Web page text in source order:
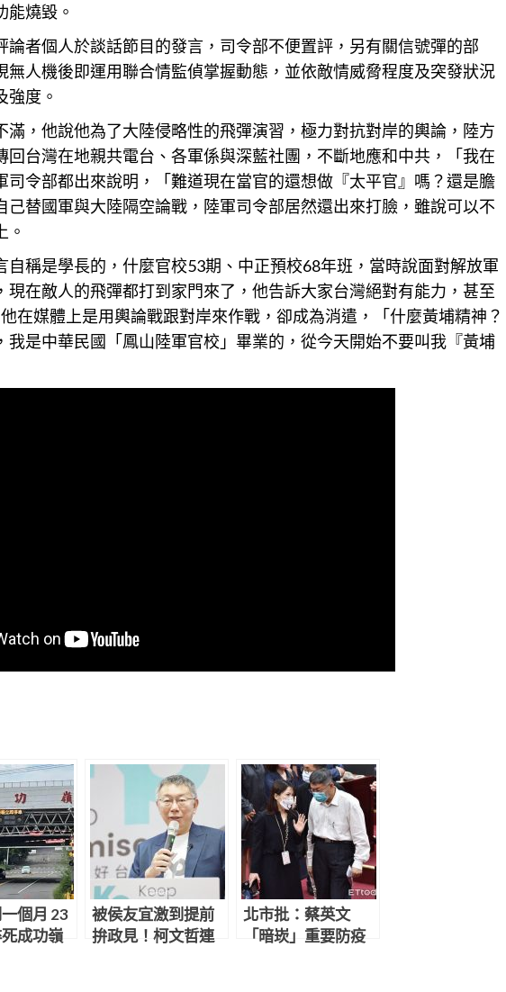
能燒毀。
者個人於談話節目的發言，司令部不便置評，另有關信號彈的部
無人機後即運用聯合情監偵掌握動態，並依敵情威脅程度及突發狀況
強度。
，他說他為了大陸侵略性的飛彈演習，極力對抗對岸的輿論，陸方
回台灣在地親共電台、各軍係與深藍社團，不斷地應和中共，「我在
司令部都出來說明，「難道現在當官的還想做『太平官』嗎？還是膽
替國軍與大陸隔空論戰，陸軍司令部居然還出來打臉，雖說可以不
。
自稱是學長的，什麼官校53期、中正預校68年班，當時說面對解放軍
現在敵人的飛彈都打到家門來了，他告訴大家台灣絕對有能力，甚至
在媒體上是用輿論戰跟對岸來作戰，卻成為消遣，「什麼黃埔精神？
我是中華民國「鳳山陸軍官校」畢業的，從今天開始不要叫我『黃埔
個月 23
成功嶺
被侯友宜激到提前
拚政見！柯文哲連
北市批：蔡英文
「暗崁」重要防疫